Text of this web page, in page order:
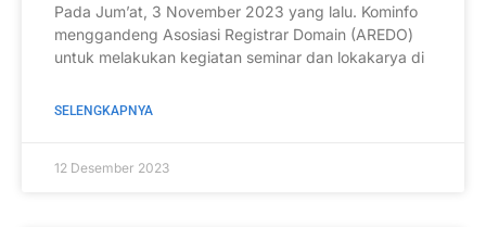
Pada Jum’at, 3 November 2023 yang lalu. Kominfo
menggandeng Asosiasi Registrar Domain (AREDO)
untuk melakukan kegiatan seminar dan lokakarya di
SELENGKAPNYA
12 Desember 2023